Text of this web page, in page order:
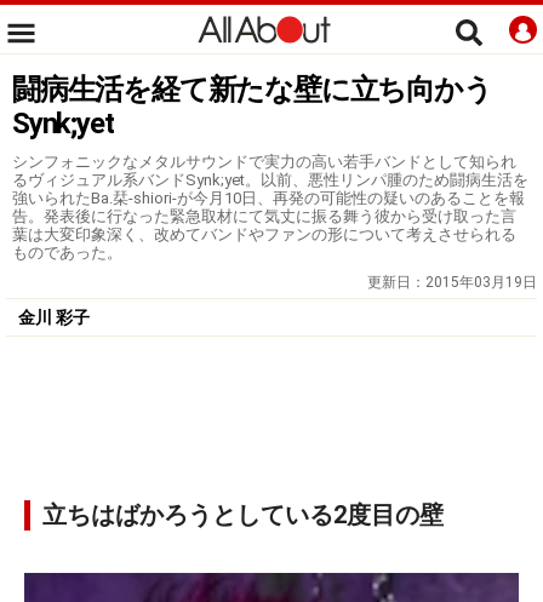
闘病生活を経て新たな壁に立ち向かう
Synk;yet
シンフォニックなメタルサウンドで実力の高い若手バンドとして知られ
るヴィジュアル系バンドSynk;yet。以前、悪性リンパ腫のため闘病生活を
強いられたBa.栞-shiori-が今月10日、再発の可能性の疑いのあることを報
告。発表後に行なった緊急取材にて気丈に振る舞う彼から受け取った言
葉は大変印象深く、改めてバンドやファンの形について考えさせられる
ものであった。
更新日： 2015年03月19日
金川 彩子
立ちはばかろうとしている2度目の壁